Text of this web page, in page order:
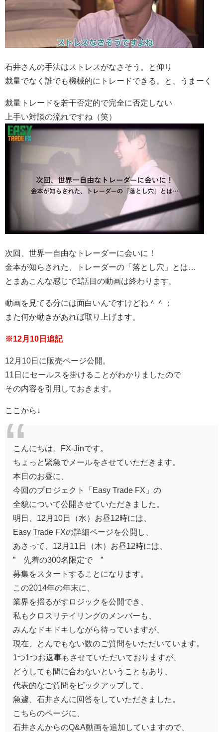
石井さんの手法はストレスがなさそう。と仰り
裁量でなく誰でも機械的にトレードできる。と、うまーく
裁量トレードを若干否定的で完全に否定しない
上手い対談の流れですね（笑）
次回、世界一自由なトレーダーに会いに！
金本が知らされた、トレーダーの「落とし穴」とは…
とまあこんな感じで1話目の動画は終わります。
動画を見てる分には面白いんですけどね＾＾；
また何か動きがあれば取り上げます。
※12月10日追記
12月10日に販売ページ公開。
11日にセールスを掛けることがわかりましたので
その内容を引用しておきます。
ここから↓
こんにちは。FX-Jinです。
ちょっと緊急でメールをさせていただきます。
本日のお昼に、
今回のプロジェクト「Easy Trade FX」の
全貌について公開させていただきました。
明日、12月10日（水）お昼12時には、
Easy Trade FXの詳細ページを公開し、
あさって、12月11日（木）お昼12時には、
” 先着の300名限定で ”
募集をスタートすることになります。
この2014年の年末に、
業界を揺るがすロジックを公開でき、
私もクロスリテイリングのメンバーも、
みんなドキドキしながら待っていますが、
現在、とんでもない数のご質問をいただいています。
1つ1つお返事もさせていただいておりますが、
どうしても間に合わないということもあり、
代表的なご質問をピックアップして、
急遽、石井さんに回答をしていただきました。
こちらのページに、
石井さんからのQ&A動画を追加していますので、